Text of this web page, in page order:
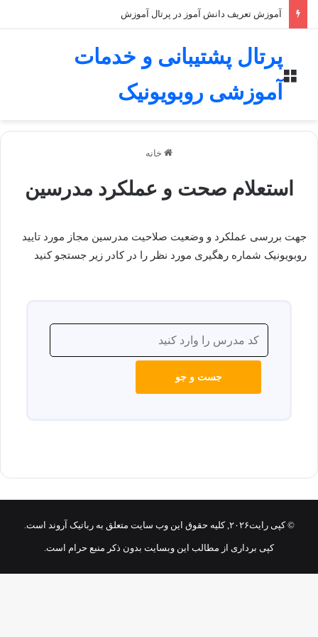
آموزش تعریف دانش آموز در پرتال آموزش
پرتال پشتیبانی و خدمات
آموزشی روبویونیک
خانه
استعلام صحت و عملکرد مدرسین
جهت بررسی عملکرد و وضعیت صلاحیت مدرسین مجاز مورد تایید
روبویونیک شماره رهگیری مورد نظر را در کادر زیر جستجو کنید
© کپی رایت۲۰۲۶, کلیه حقوق این وب سایت متعلق به رباتیک آروند است.
کپی برداری از مطالب این وبسایت بدون ذکر منبع حرام است.